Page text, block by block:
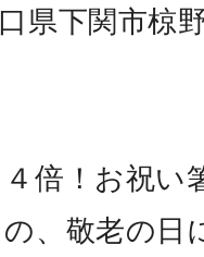
口県下関市
倍！お祝い
、敬老の日